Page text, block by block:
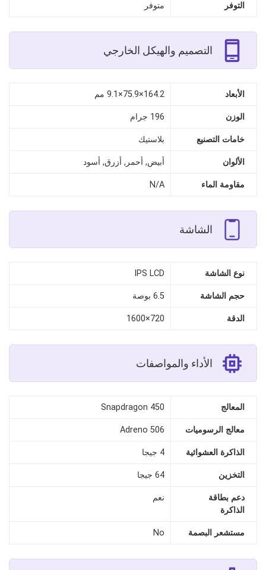
التوفر متوفر
التصميم والهيكل الخارجي
الأبعاد 164.2×75.9×9.1 مم
الوزن 196 جرام
خامات التصنيع بلاستيك
الألوان أبيض, أحمر, أزرق, أسود
مقاومة الماء N/A
الشاشة
نوع الشاشة IPS LCD
حجم الشاشة 6.5 بوصة
الدقة 720×1600
الأداء والمواصفات
المعالج Snapdragon 450
معالج الرسوميات Adreno 506
الذاكرة العشوائية 4 جيجا
التخزين 64 جيجا
دعم بطاقة
الذاكرة
نعم
مستشعر البصمة No